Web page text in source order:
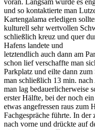
und so kontaktierte man
Kartengalama erledigen
kulturell sehr wertvollen
schließlich kreuz und quer
Hafens landete und
letztendlich auch dann am
schon lief verschaffte man
Parkplatz und eilte dann
man schließlich 13 min.
man lag bedauerlicherweise
erster Hälfte, bei der noch
etwas angefressen raus zum
Fachgespräche führte. In
nach vorne und drückte auf